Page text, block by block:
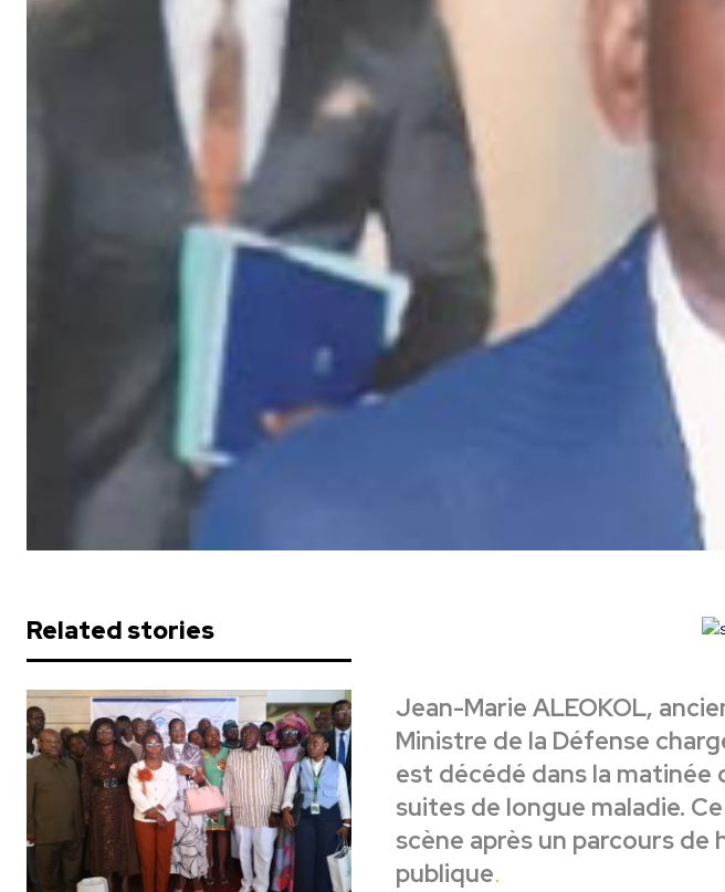
Related stories
Jean-Marie ALEOKOL,
Ministre de la Défense
est décédé dans la matinée
suites de longue maladie.
scène après un parcours de
publique.